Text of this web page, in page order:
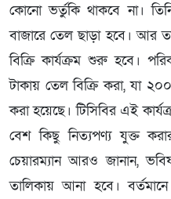
কোনো ভর্তুকি থাকবে না।
বাজারে তেল ছাড়া হবে। আর
বিক্রি কার্যক্রম শুরু হবে।
টাকায় তেল বিক্রি করা, যা
করা হয়েছে। টিসিবির এই
বেশ কিছু নিত্যপণ্য যুক্ত
চেয়ারম্যান আরও জানান,
তালিকায় আনা হবে।